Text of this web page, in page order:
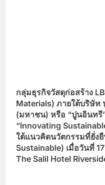
กลุ่มธุรกิจวัสดุก่อสร้าง
Materials) ภายใต้บริษัท
(มหาชน) หรือ “ปูนอินทรี
“Innovating
ใต้แนวคิดนวัตกรรมที่ยั่ง
Sustainable) เมื่อวันที่
The Salil Hotel